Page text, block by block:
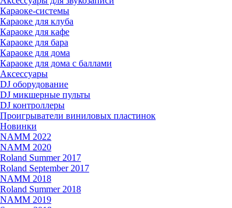
Караоке-системы
Караоке для клуба
Караоке для кафе
Караоке для бара
Караоке для дома
Караоке для дома с баллами
Аксессуары
DJ оборудование
DJ микшерные пульты
DJ контроллеры
Проигрыватели виниловых пластинок
Новинки
NAMM 2022
NAMM 2020
Roland Summer 2017
Roland September 2017
NAMM 2018
Roland Summer 2018
NAMM 2019